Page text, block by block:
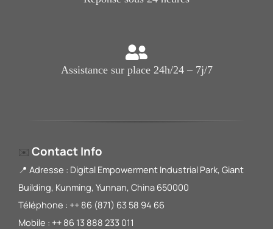
Assistance sur place 24h/24 – 7j/7
✉️ Contact Info
📍 Adresse : Digital Empowerment Industrial Park, Giant
Building, Kunming, Yunnan, China 650000
Téléphone : ++ 86 (871) 63 58 94 66
Mobile : ++ 86 13 888 233 011